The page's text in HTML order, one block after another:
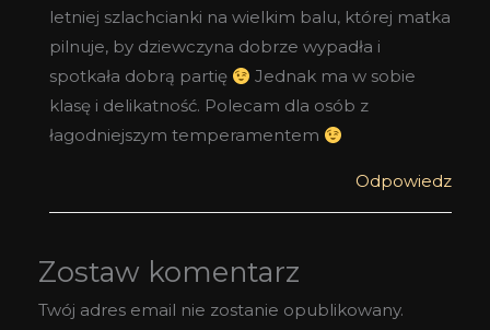
letniej szlachcianki na wielkim balu, której matka
pilnuje, by dziewczyna dobrze wypadła i
spotkała dobrą partię
Jednak ma w sobie
klasę i delikatność. Polecam dla osób z
łagodniejszym temperamentem
Odpowiedz
Zostaw komentarz
Twój adres email nie zostanie opublikowany.